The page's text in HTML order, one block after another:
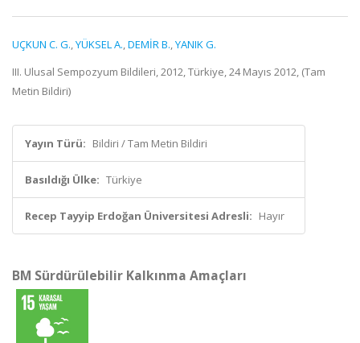
UÇKUN C. G.,YÜKSEL A.,DEMİR B.,YANIK G.
III. Ulusal Sempozyum Bildileri, 2012, Türkiye, 24 Mayıs 2012, (Tam
Metin Bildiri)
Yayın Türü: Bildiri / Tam Metin Bildiri
Basıldığı Ülke: Türkiye
Recep Tayyip Erdoğan Üniversitesi Adresli: Hayır
BM Sürdürülebilir Kalkınma Amaçları